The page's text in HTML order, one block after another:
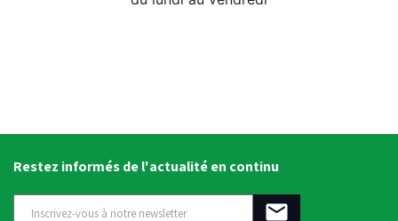
Restez informés de l'actualité en continu